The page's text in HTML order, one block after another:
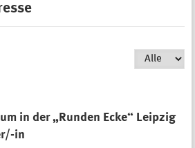
in der „Runden Ecke“ Leipzig
in